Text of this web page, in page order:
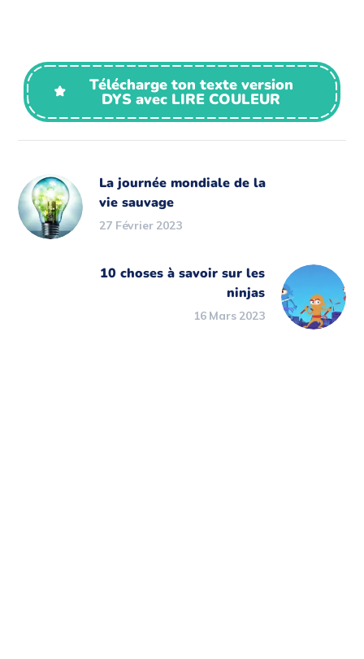
Télécharge ton texte version
DYS avec LIRE COULEUR
La journée mondiale de la
vie sauvage
27 Février 2023
10 choses à savoir sur les
ninjas
16 Mars 2023